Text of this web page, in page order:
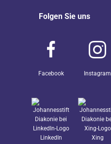
Folgen Sie uns
Facebook Instagram
LinkedIn Xing